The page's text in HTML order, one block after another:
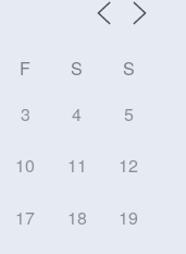
F S
S
3 4 5
10 11 12
17 18 19